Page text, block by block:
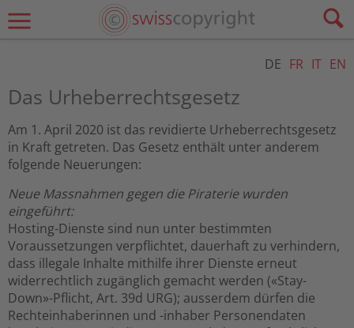
DE FR IT EN
Das Urheberrechtsgesetz
Am 1. April 2020 ist das revidierte Urheberrechtsgesetz
in Kraft getreten. Das Gesetz enthält unter anderem
folgende Neuerungen:
Neue Massnahmen gegen die Piraterie wurden
eingeführt:
Hosting-Dienste sind nun unter bestimmten
Voraussetzungen verpflichtet, dauerhaft zu verhindern,
dass illegale Inhalte mithilfe ihrer Dienste erneut
widerrechtlich zugänglich gemacht werden («Stay-
Down»-Pflicht, Art. 39d URG); ausserdem dürfen die
Rechteinhaberinnen und -inhaber Personendaten